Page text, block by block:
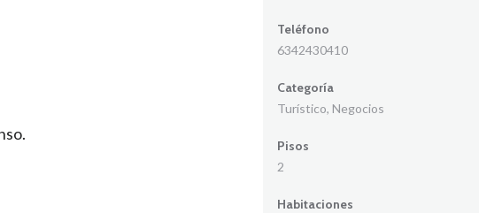
Teléfono
6342430410
Categoría
Turístico, Negocios
Pisos
2
Habitaciones